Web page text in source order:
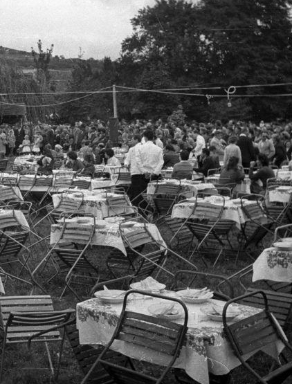
Hotel.
1965 · Budapest V.
Erzsébet (Engels) tér 1., Gyopár eszpresszó.
1965 ·
Erzsébet
1965 · Gyula
Béke sugárút 8., Komló Szálloda, mellette a Petőfi mozi.
1965 · Budapest I.
Krisztina tér 3., Déryné